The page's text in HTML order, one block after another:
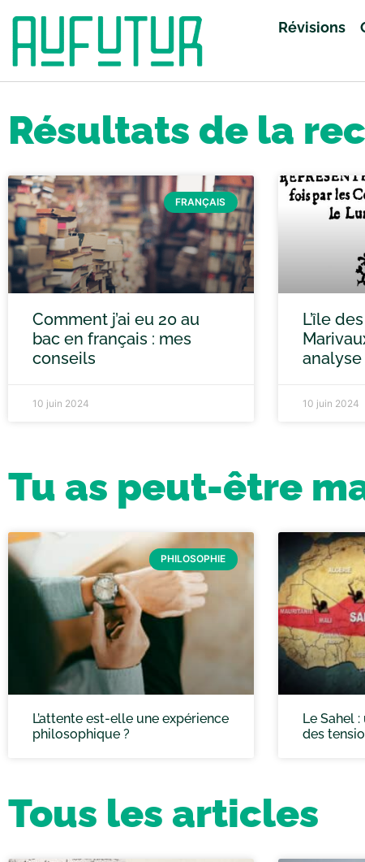
Révisions
Résultats de la
FRANÇAIS
Comment j’ai eu 20 au
bac en français : mes
conseils
10 juin 2024
L’île
analyse
10 juin 2024
Tu as peut-être
PHILOSOPHIE
L’attente est-elle une expérience
philosophique ?
Le Sahel
des
Tous les articles